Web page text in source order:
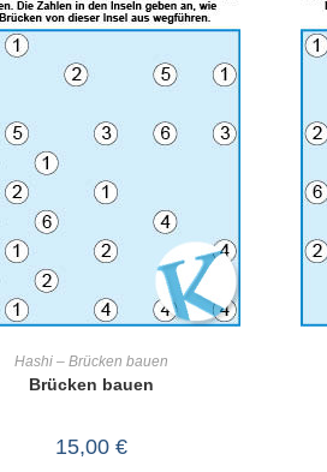
Hashi – Brücken bauen
Brücken bauen
15,00 €